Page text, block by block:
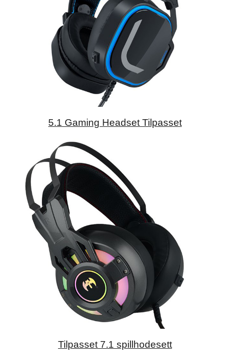
5.1 Gaming Headset Tilpasset
Tilpasset 7.1 spillhodesett